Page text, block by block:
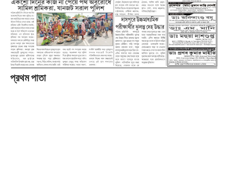
প্রথম পাতা